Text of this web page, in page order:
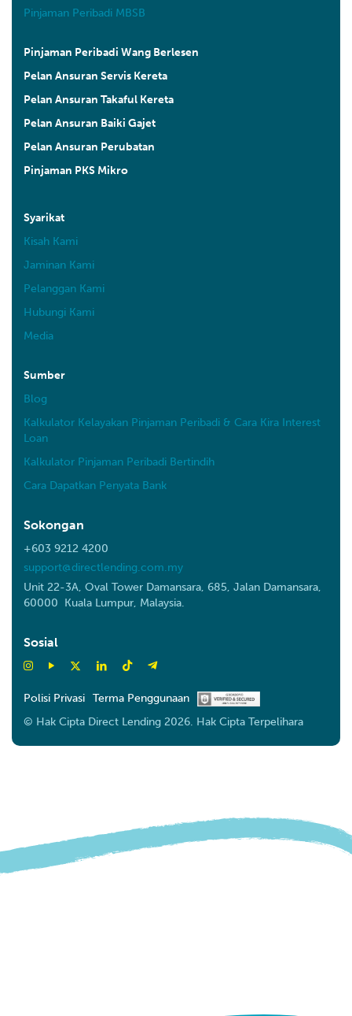
Pinjaman Peribadi MBSB
Syarikat
Kisah Kami
Jaminan Kami
Pelanggan Kami
Hubungi Kami
Media
Sokongan
+603 9212 4200
support@directlending.com.my
Unit 22-3A, Oval Tower Damansara, 685, Jalan Damansara,
60000 Kuala Lumpur, Malaysia.
Pinjaman Peribadi Wang Berlesen
Pelan Ansuran Servis Kereta
Pelan Ansuran Takaful Kereta
Pelan Ansuran Baiki Gajet
Pelan Ansuran Perubatan
Pinjaman PKS Mikro
Sumber
Blog
Kalkulator Kelayakan Pinjaman Peribadi & Cara Kira Interest
Loan
Kalkulator Pinjaman Peribadi Bertindih
Cara Dapatkan Penyata Bank
Sosial
© Hak Cipta Direct Lending 2026. Hak Cipta Terpelihara
Polisi Privasi Terma Penggunaan